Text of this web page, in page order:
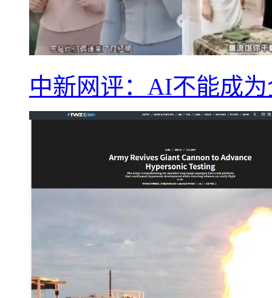
中新网评：AI不能成